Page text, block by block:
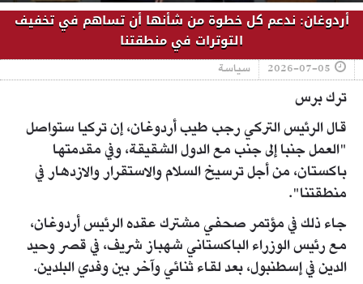
أردوغان: ندعم كل خطوة من شأنها أن تساهم في تخفيف
التوترات في منطقتنا
2026-07-05 سياسة
ترك برس
قال الرئيس التركي رجب طيب أردوغان، إن تركيا ستواصل
"العمل جنبا إلى جنب مع الدول الشقيقة، وفي مقدمتها
باكستان، من أجل ترسيخ السلام والاستقرار والازدهار في
منطقتنا".
جاء ذلك في مؤتمر صحفي مشترك عقده الرئيس أردوغان،
مع رئيس الوزراء الباكستاني شهباز شريف، في قصر وحيد
الدين في إسطنبول، بعد لقاء ثنائي وآخر بين وفدي البلدين.